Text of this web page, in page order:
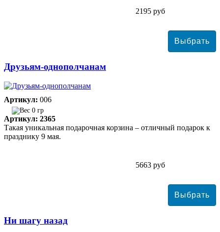
2195 руб
Друзьям-однополчанам
Артикул: 006
0 гр
Артикул: 2365
Такая уникальная подарочная корзина – отличный подарок к
празднику 9 мая.
5663 руб
Ни шагу назад